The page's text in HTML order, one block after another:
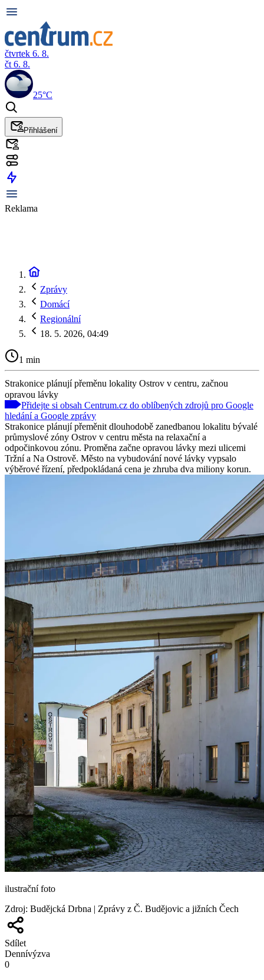
čtvrtek 6. 8.
čt 6. 8.
25°C
Přihlášení
Reklama
Zprávy
Domácí
Regionální
18. 5. 2026, 04:49
1 min
Strakonice plánují přeměnu lokality Ostrov v centru, začnou
opravou lávky
Přidejte si obsah Centrum.cz do oblíbených zdrojů pro Google
hledání a Google zprávy
Strakonice plánují přeměnit dlouhodobě zanedbanou lokalitu bývalé
průmyslové zóny Ostrov v centru města na relaxační a
odpočinkovou zónu. Proměna začne opravou lávky mezi ulicemi
Tržní a Na Ostrově. Město na vybudování nové lávky vypsalo
výběrové řízení, předpokládaná cena je zhruba dva miliony korun.
ilustrační foto
Zdroj: Budějcká Drbna | Zprávy z Č. Budějovic a jižních Čech
Sdílet
Dennívýzva
0